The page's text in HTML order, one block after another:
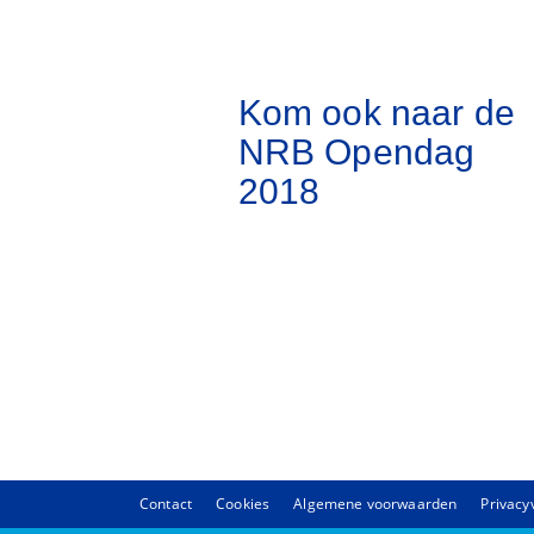
Kom ook naar de
NRB Opendag
2018
Contact Cookies Algemene voorwaarden